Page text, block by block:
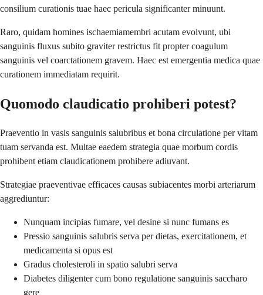
consilium curationis tuae haec pericula significanter minuunt.
Raro, quidam homines ischaemiamembri acutam evolvunt, ubi
sanguinis fluxus subito graviter restrictus fit propter coagulum
sanguinis vel coarctationem gravem. Haec est emergentia medica quae
curationem immediatam requirit.
Quomodo claudicatio prohiberi potest?
Praeventio in vasis sanguinis salubribus et bona circulatione per vitam
tuam servanda est. Multae eaedem strategia quae morbum cordis
prohibent etiam claudicationem prohibere adiuvant.
Strategiae praeventivae efficaces causas subiacentes morbi arteriarum
aggrediuntur:
Nunquam incipias fumare, vel desine si nunc fumans es
Pressio sanguinis salubris serva per dietas, exercitationem, et
medicamenta si opus est
Gradus cholesteroli in spatio salubri serva
Diabetes diligenter cum bono regulatione sanguinis saccharo
gere